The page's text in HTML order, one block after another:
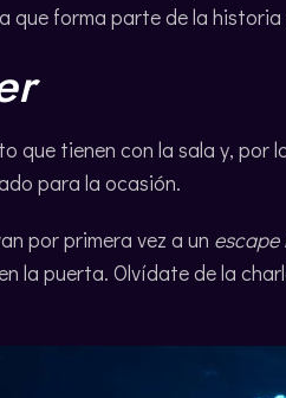
que forma parte de la
que tienen con la sala y, por
para la ocasión.
por primera vez a un escape
la puerta. Olvídate de la